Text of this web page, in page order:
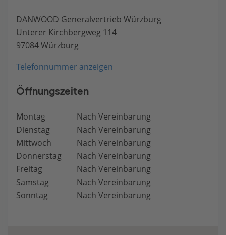
DANWOOD Generalvertrieb Würzburg
Unterer Kirchbergweg 114
97084 Würzburg
Telefonnummer anzeigen
Öffnungszeiten
Montag
Nach Vereinbarung
Dienstag
Nach Vereinbarung
Mittwoch
Nach Vereinbarung
Donnerstag
Nach Vereinbarung
Freitag
Nach Vereinbarung
Samstag
Nach Vereinbarung
Sonntag
Nach Vereinbarung